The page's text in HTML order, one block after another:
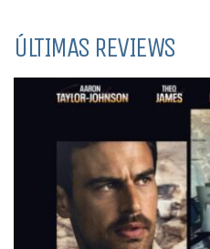
ÚLTIMAS REVIEWS